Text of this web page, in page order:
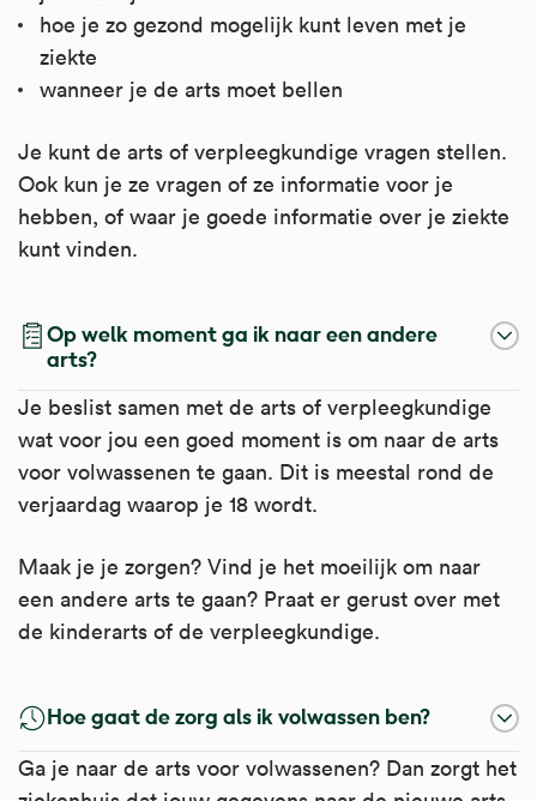
hoe je zo gezond mogelijk kunt leven met je
ziekte
wanneer je de arts moet bellen
Je kunt de arts of verpleegkundige vragen stellen.
Ook kun je ze vragen of ze informatie voor je
hebben, of waar je goede informatie over je ziekte
kunt vinden.
Op welk moment ga ik naar een andere
arts?
Je beslist samen met de arts of verpleegkundige
wat voor jou een goed moment is om naar de arts
voor volwassenen te gaan. Dit is meestal rond de
verjaardag waarop je 18 wordt.
Maak je je zorgen? Vind je het moeilijk om naar
een andere arts te gaan? Praat er gerust over met
de kinderarts of de verpleegkundige.
Hoe gaat de zorg als ik volwassen ben?
Ga je naar de arts voor volwassenen? Dan zorgt het